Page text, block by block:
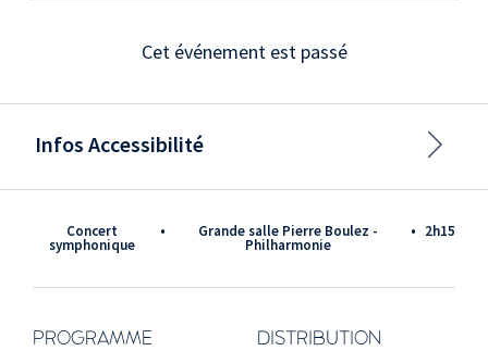
Concert
symphonique
• Grande salle Pierre Boulez -
Philharmonie
• 2h15
PROGRAMME DISTRIBUTION
Cet événement est passé
Infos Accessibilité